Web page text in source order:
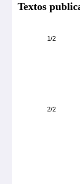
Textos
1/2
2/2